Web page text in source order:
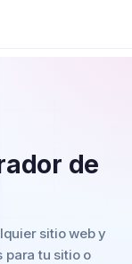
de
sitio web y
para tu sitio o